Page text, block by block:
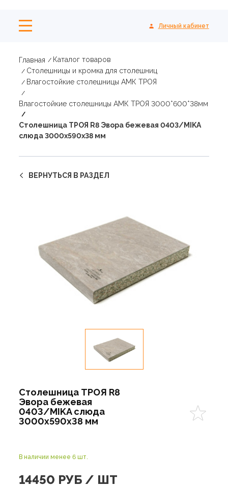
Личный кабинет
Главная
Каталог товаров
Столешницы и кромка для столешниц
Влагостойкие столешницы АМК ТРОЯ
Влагостойкие столешницы АМК ТРОЯ 3000*600*38мм
Столешница ТРОЯ R8 Эвора бежевая 0403/MIKA
слюда 3000х590х38 мм
ВЕРНУТЬСЯ В РАЗДЕЛ
Столешница ТРОЯ R8
Эвора бежевая
0403/MIKA слюда
3000х590х38 мм
В наличии менее 6 шт.
14450 РУБ / ШТ